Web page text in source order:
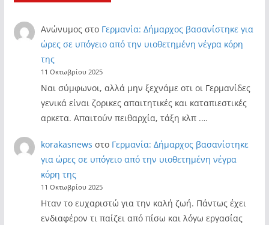
Ανώνυμος στο Γερμανία: Δήμαρχος βασανίστηκε για
ώρες σε υπόγειο από την υιοθετημένη νέγρα κόρη
της
11 Οκτωβρίου 2025
Ναι σύμφωνοι, αλλά μην ξεχνάμε οτι οι Γερμανίδες
γενικά είναι ζορικες απαιτητικές και καταπιεστικές
αρκετα. Απαιτούν πειθαρχία, τάξη κλπ .…
korakasnews στο Γερμανία: Δήμαρχος βασανίστηκε
για ώρες σε υπόγειο από την υιοθετημένη νέγρα
κόρη της
11 Οκτωβρίου 2025
Ηταν το ευχαριστώ για την καλή ζωή. Πάντως έχει
ενδιαφέρον τι παίζει από πίσω και λόγω εργασίας